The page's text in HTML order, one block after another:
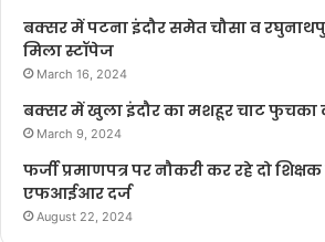
बक्सर में पटना इंदौर समेत चौसा व
मिला स्टॉपेज
March 16, 2024
बक्सर में खुला इंदौर का मशहूर चाट फुचका
March 9, 2024
फर्जी प्रमाणपत्र पर नौकरी कर रहे दो
एफआईआर दर्ज
August 22, 2024